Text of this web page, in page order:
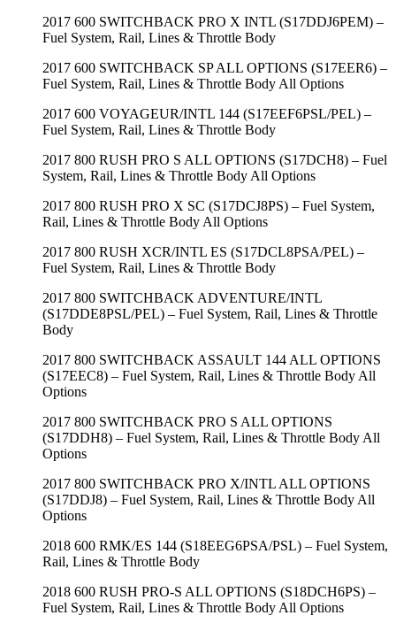
2017 600 SWITCHBACK PRO X INTL (S17DDJ6PEM) –
Fuel System, Rail, Lines & Throttle Body
2017 600 SWITCHBACK SP ALL OPTIONS (S17EER6) –
Fuel System, Rail, Lines & Throttle Body All Options
2017 600 VOYAGEUR/INTL 144 (S17EEF6PSL/PEL) –
Fuel System, Rail, Lines & Throttle Body
2017 800 RUSH PRO S ALL OPTIONS (S17DCH8) – Fuel
System, Rail, Lines & Throttle Body All Options
2017 800 RUSH PRO X SC (S17DCJ8PS) – Fuel System,
Rail, Lines & Throttle Body All Options
2017 800 RUSH XCR/INTL ES (S17DCL8PSA/PEL) –
Fuel System, Rail, Lines & Throttle Body
2017 800 SWITCHBACK ADVENTURE/INTL
(S17DDE8PSL/PEL) – Fuel System, Rail, Lines & Throttle
Body
2017 800 SWITCHBACK ASSAULT 144 ALL OPTIONS
(S17EEC8) – Fuel System, Rail, Lines & Throttle Body All
Options
2017 800 SWITCHBACK PRO S ALL OPTIONS
(S17DDH8) – Fuel System, Rail, Lines & Throttle Body All
Options
2017 800 SWITCHBACK PRO X/INTL ALL OPTIONS
(S17DDJ8) – Fuel System, Rail, Lines & Throttle Body All
Options
2018 600 RMK/ES 144 (S18EEG6PSA/PSL) – Fuel System,
Rail, Lines & Throttle Body
2018 600 RUSH PRO-S ALL OPTIONS (S18DCH6PS) –
Fuel System, Rail, Lines & Throttle Body All Options